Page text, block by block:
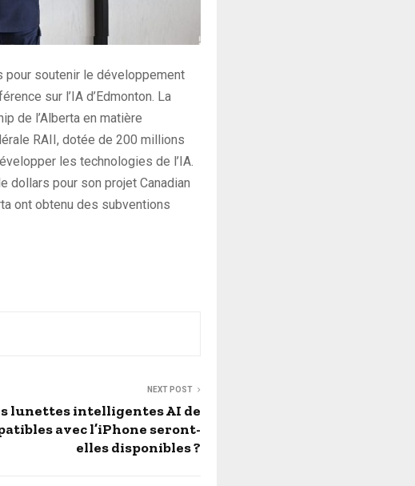
pour soutenir le développement
sur l’IA d’Edmonton. La
de l’Alberta en matière
RAII, dotée de 200 millions
les technologies de l’IA.
dollars pour son projet Canadian
ont obtenu des subventions
NEXT POST
lunettes intelligentes AI de
avec l’iPhone seront-
elles disponibles ?